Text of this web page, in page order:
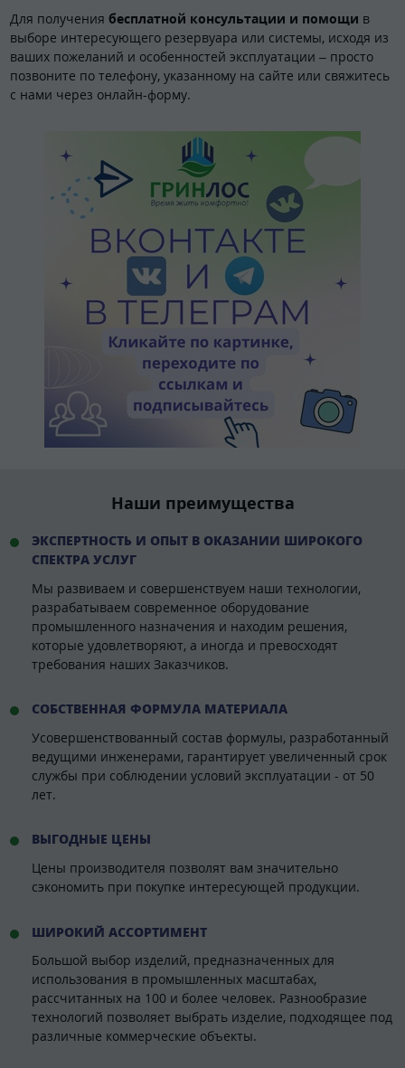
Для получения бесплатной консультации и помощи в
выборе интересующего резервуара или системы, исходя из
ваших пожеланий и особенностей эксплуатации – просто
позвоните по телефону, указанному на сайте или свяжитесь
с нами через онлайн-форму.
Наши преимущества
ЭКСПЕРТНОСТЬ И ОПЫТ В ОКАЗАНИИ ШИРОКОГО
СПЕКТРА УСЛУГ
Мы развиваем и совершенствуем наши технологии,
разрабатываем современное оборудование
промышленного назначения и находим решения,
которые удовлетворяют, а иногда и превосходят
требования наших Заказчиков.
СОБСТВЕННАЯ ФОРМУЛА МАТЕРИАЛА
Усовершенствованный состав формулы, разработанный
ведущими инженерами, гарантирует увеличенный срок
службы при соблюдении условий эксплуатации - от 50
лет.
ВЫГОДНЫЕ ЦЕНЫ
Цены производителя позволят вам значительно
сэкономить при покупке интересующей продукции.
ШИРОКИЙ АССОРТИМЕНТ
Большой выбор изделий, предназначенных для
использования в промышленных масштабах,
рассчитанных на 100 и более человек. Разнообразие
технологий позволяет выбрать изделие, подходящее под
различные коммерческие объекты.